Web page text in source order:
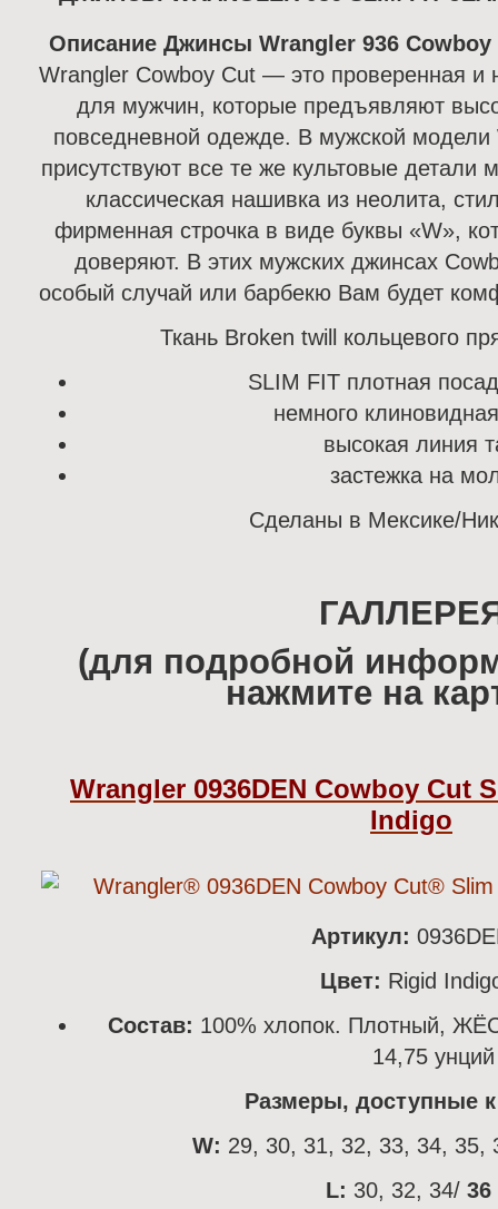
Описание Джинсы Wrangler 936 Cowboy
Wrangler Cowboy Cut — это проверенная и
для мужчин, которые предъявляют
повседневной одежде. В мужской модели
присутствуют все те же культовые детали
классическая нашивка из неолита,
фирменная строчка в виде буквы «W»,
доверяют. В этих мужских джинсах
особый случай или барбекю Вам будет
Ткань Broken twill кольцевого
SLIM FIT плотная
немного
высокая линия
застежка на
Сделаны в Мексике/
(для подробной
нажмите на
Wrangler 0936DEN Cowboy Cut
Indigo
Артикул:
Цвет: Rigid Indig
Состав: 100% хлопок. Плотный,
14,75 унций
Размеры, доступные к
W: 29, 30, 31, 32, 33, 34, 35,
L: 30, 32, 34/ 36